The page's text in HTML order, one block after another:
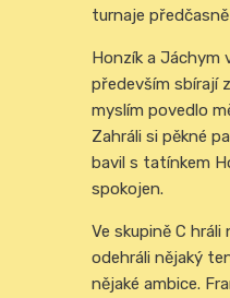
turnaje
Honzík a Jáchym
především sbírají
myslím povedlo
Zahráli si pěkné
bavil s tatínkem
spokojen.
Ve skupině C hráli
odehráli nějaký
nějaké ambice.